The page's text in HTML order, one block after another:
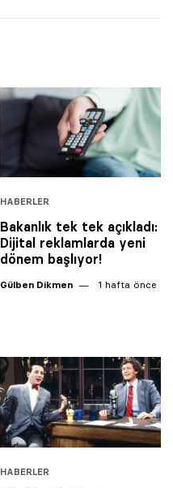
HABERLER
Bakanlık tek tek açıkladı:
Dijital reklamlarda yeni
dönem başlıyor!
Gülben Dikmen 1 hafta önce
HABERLER